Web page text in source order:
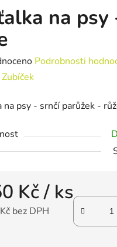
na psy
hodnocení produktu je
Podrobnosti
Zubíček
na psy - srnčí parůžek -
Kč/ ks
bez DPH